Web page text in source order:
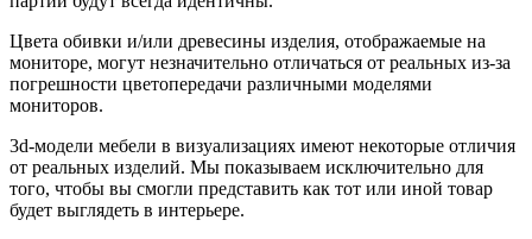
Цвета обивки и/или древесины изделия, отображаемые на
мониторе, могут незначительно отличаться от реальных из-за
погрешности цветопередачи различными моделями
мониторов.
3d-модели мебели в визуализациях имеют некоторые отличия
от реальных изделий. Мы показываем исключительно для
того, чтобы вы смогли представить как тот или иной товар
будет выглядеть в интерьере.